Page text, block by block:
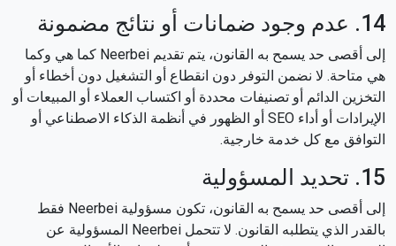
14. عدم وجود ضمانات أو نتائج مضمونة
إلى أقصى حد يسمح به القانون، يتم تقديم Neerbei كما هي وكما
هي متاحة. لا نضمن التوفر دون انقطاع أو التشغيل دون أخطاء أو
التخزين الدائم أو تصنيفات محددة أو اكتساب العملاء أو المبيعات أو
الإيرادات أو أداء SEO أو الظهور في أنظمة الذكاء الاصطناعي أو
التوافق مع كل خدمة خارجية.
15. تحديد المسؤولية
إلى أقصى حد يسمح به القانون، تكون مسؤولية Neerbei فقط
بالقدر الذي يتطلبه القانون. لا تتحمل Neerbei المسؤولية عن